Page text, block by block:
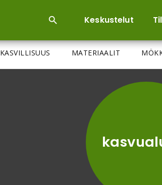
Keskustelut
KASVILLISUUS MATERIAALIT